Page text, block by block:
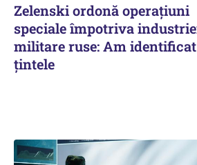
Zelenski ordonă operațiuni
speciale împotriva
militare ruse: Am identificat
țintele